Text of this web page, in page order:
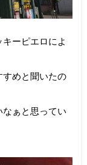
ーピエロによ
めと聞いたの
ぁと思ってい